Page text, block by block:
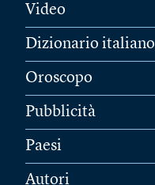
Video
Dizionario italiano
Oroscopo
Pubblicità
Paesi
Autori